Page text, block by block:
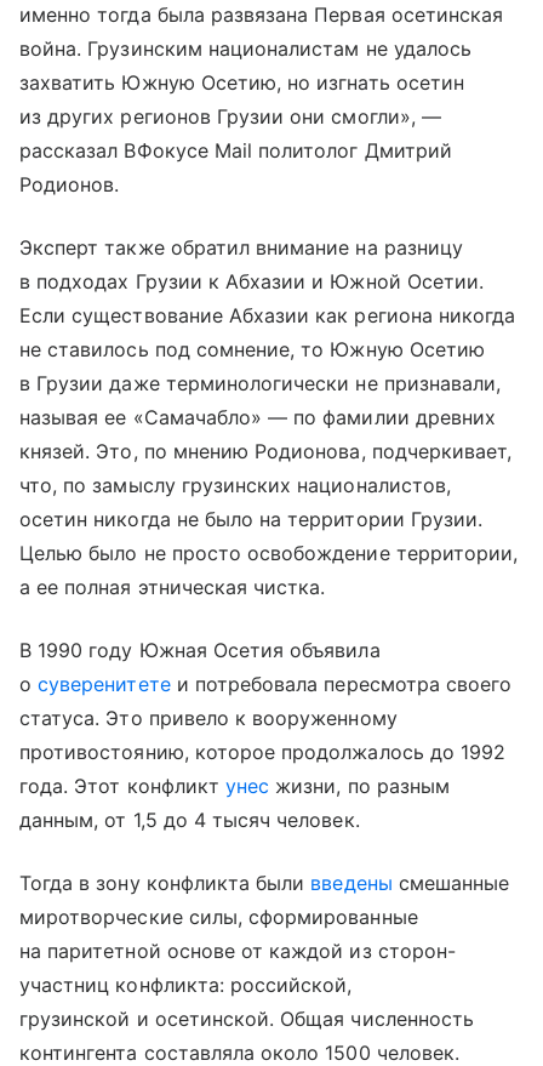
именно тогда была развязана Первая осетинская
война. Грузинским националистам не удалось
захватить Южную Осетию, но изгнать осетин
из других регионов Грузии они смогли», —
рассказал ВФокусе Mail политолог Дмитрий
Родионов.
Эксперт также обратил внимание на разницу
в подходах Грузии к Абхазии и Южной Осетии.
Если существование Абхазии как региона никогда
не ставилось под сомнение, то Южную Осетию
в Грузии даже терминологически не признавали,
называя ее «Самачабло» — по фамилии древних
князей. Это, по мнению Родионова, подчеркивает,
что, по замыслу грузинских националистов,
осетин никогда не было на территории Грузии.
Целью было не просто освобождение территории,
а ее полная этническая чистка.
В 1990 году Южная Осетия объявила
осуверенитетеи потребовала пересмотра своего
статуса. Это привело к вооруженному
противостоянию, которое продолжалось до 1992
года. Этот конфликт унес жизни, по разным
данным, от 1,5 до 4 тысяч человек.
Тогда в зону конфликта были введены смешанные
миротворческие силы, сформированные
на паритетной основе от каждой из сторон-
участниц конфликта: российской,
грузинской и осетинской. Общая численность
контингента составляла около 1500 человек.